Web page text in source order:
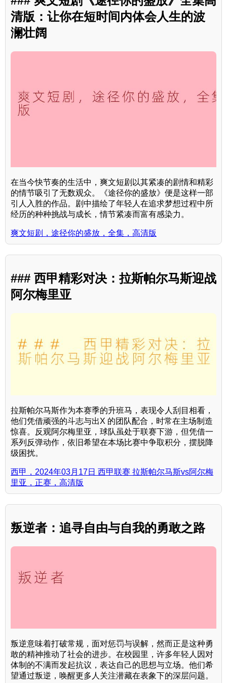
清版：让你在短时间内体会人生的波
澜壮阔
在当今快节奏的生活中，爽文短剧以其紧凑的剧情和精彩
的情节吸引了无数观众。《途径你的盛放》便是这样一部
引人入胜的作品。剧中描绘了年轻人在追求梦想过程中所
经历的种种挑战与成长，情节紧凑而富有感染力。
爽文短剧，途径你的盛放，全集，高清版
### 西甲精彩对决：拉斯帕尔马斯迎战
阿尔梅里亚
拉斯帕尔马斯作为本赛季的升班马，表现令人刮目相看，
他们凭借顽强的斗志与出X 的团队配合，时常在主场制造
惊喜。反观阿尔梅里亚，球队虽处于联赛下游，但凭借一
系列反弹动作，依旧希望在本场比赛中争取积分，摆脱降
级困扰。
西甲，2024年03月17日 西甲联赛 拉斯帕尔马斯vs阿尔梅
里亚，正赛，高清版
叛逆者：追寻自由与自我的勇敢之路
叛逆意味着打破常规，面对惩罚与误解，然而正是这种勇
敢的精神推动了社会的进步。在校园里，许多年轻人因对
体制的不满而发起抗议，表达自己的思想与立场。他们希
望通过叛逆，唤醒更多人关注潜藏在表象下的深层问题。